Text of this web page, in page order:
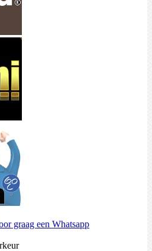
graag een Whatsapp